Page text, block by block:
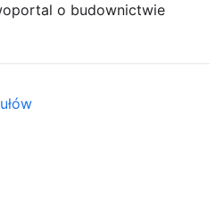
portal o budownictwie